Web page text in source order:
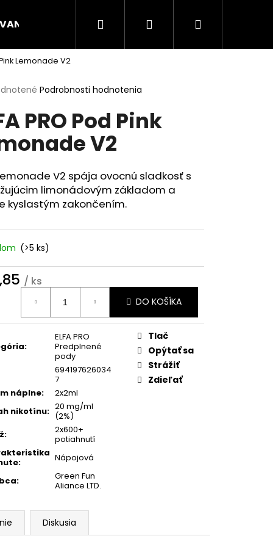
NÁPLNE CANNA ENERGY VRECÚŠKA
Hľadať PrihlásenieNákupný
Pink Lemonade V2
Podrobnosti hodnotenia
PRO Pod Pink
V2
V2 spája ovocnú sladkosť s
limonádovým základom a
kyslastým zakončením.
(>5 ks)
/ ks
DO KOŠÍKA
:
ELFA PRO
Predplnené
pody
694197626034
7
náplne:
2x2ml
nikotínu: 20 mg/ml
(2%)
:
2x600+
potiahnutí
:
Nápojová
:
Green Fun
Aliance LTD.
Tlač
Opýtať sa
Strážiť
Zdieľať
Diskusia
16 MG